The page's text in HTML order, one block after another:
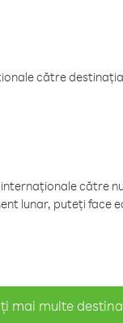
către
către
lunar, puteți face
mai multe